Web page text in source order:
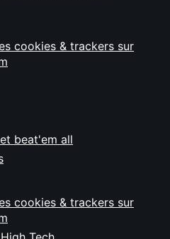
cookies & trackers sur
beat'em all
cookies & trackers sur